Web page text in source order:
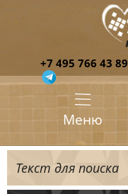
+7 495 766 43 89
Меню